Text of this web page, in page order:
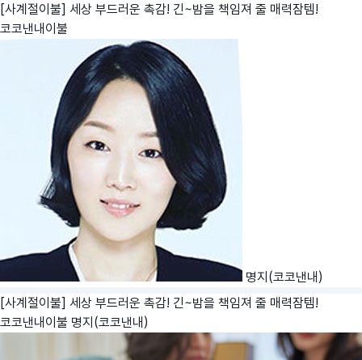
[사계절이불] 세상 부드러운 촉감! 긴~밤을 책임져 줄 매력잠템!
코코낸내이불
명지(코코낸내)
[사계절이불] 세상 부드러운 촉감! 긴~밤을 책임져 줄 매력잠템!
코코낸내이불 명지(코코낸내)